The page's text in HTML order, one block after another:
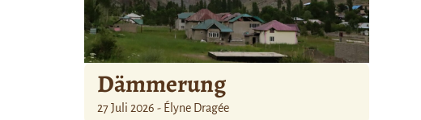
Dämmerung
27 Juli 2026 - Élyne Dragée